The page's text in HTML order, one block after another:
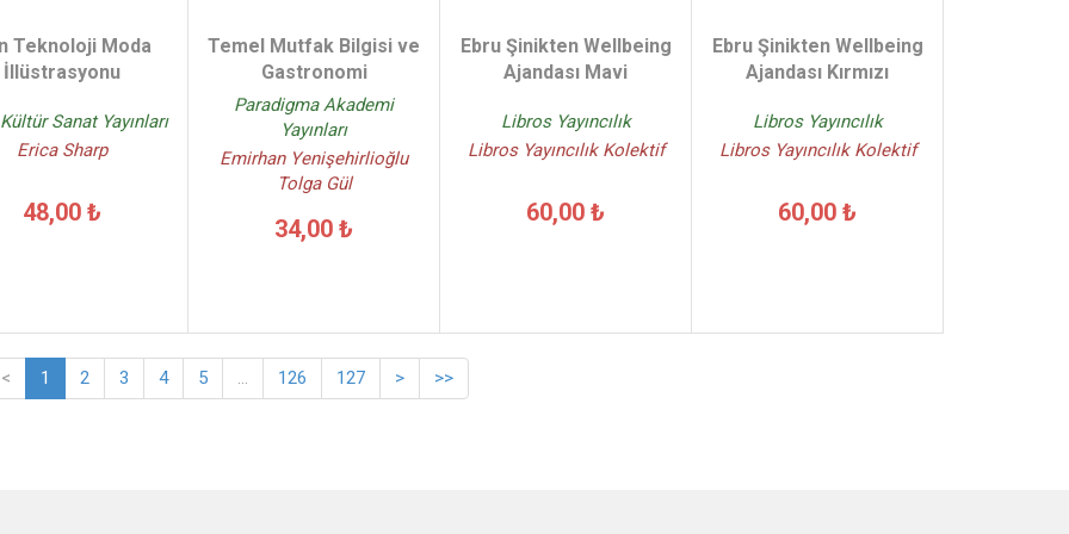
Teknoloji Moda
İllüstrasyonu
Sanat Yayınları
Erica Sharp
48,00 ₺
Temel Mutfak Bilgisi ve
Gastronomi
Paradigma Akademi
Yayınları
Emirhan Yenişehirlioğlu
Tolga Gül
34,00 ₺
Ebru Şinikten Wellbeing
Ajandası Mavi
Libros Yayıncılık
Libros Yayıncılık Kolektif
60,00 ₺
Ebru Şinikten Wellbeing
Ajandası Kırmızı
Libros Yayıncılık
Libros Yayıncılık Kolektif
60,00 ₺
< 1 2 3 4 5 ... 126 127 > >>